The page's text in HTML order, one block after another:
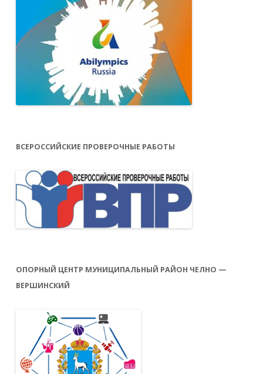
ВСЕРОССИЙСКИЕ ПРОВЕРОЧНЫЕ РАБОТЫ
ОПОРНЫЙ ЦЕНТР МУНИЦИПАЛЬНЫЙ РАЙОН ЧЕЛНО —
ВЕРШИНСКИЙ